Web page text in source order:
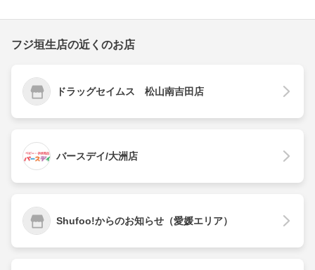
フジ垣生店の近くのお店
ドラッグセイムス 松山南吉田店
バースデイ/大洲店
Shufoo!からのお知らせ（愛媛エリア）